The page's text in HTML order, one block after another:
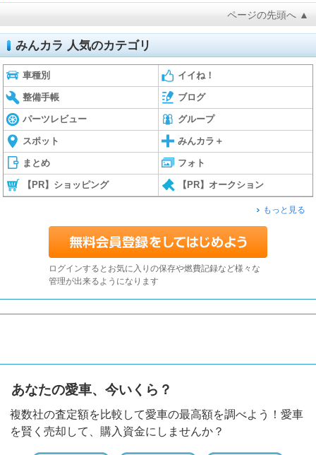
ページの先頭へ ▲
みんカラ 人気のカテゴリ
車種別 イイね！
整備手帳 ブログ
パーツレビュー グループ
スポット みんカラ＋
まとめ フォト
【PR】ショッピング 【PR】オークション
もっと見る
ログインするとお気に入りの保存や燃費記録など様々な
管理が出来るようになります
あなたの愛車、今いくら？
複数社の査定額を比較して愛車の最高額を調べよう！愛車
を賢く売却して、購入資金にしませんか？